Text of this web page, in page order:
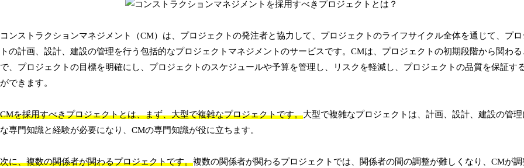
コンストラクションマネジメント（CM）は、プロジェクトの発注者と協力して、プロジェクトのライフサイクル全体を通じて、プロ
トの計画、設計、建設の管理を行う包括的なプロジェクトマネジメントのサービスです。CMは、プロジェクトの初期段階から関わる
で、プロジェクトの目標を明確にし、プロジェクトのスケジュールや予算を管理し、リスクを軽減し、プロジェクトの品質を保証す
ができます。
CMを採用すべきプロジェクトとは、まず、大型で複雑なプロジェクトです。大型で複雑なプロジェクトは、計画、設計、建設の管
な専門知識と経験が必要になり、CMの専門知識が役に立ちます。
次に、複数の関係者が関わるプロジェクトです。複数の関係者が関わるプロジェクトでは、関係者の間の調整が難しくなり、CMが調